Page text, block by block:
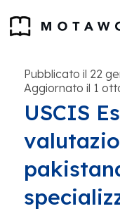
Pubblicato il 22
Aggiornato il 1
USCIS